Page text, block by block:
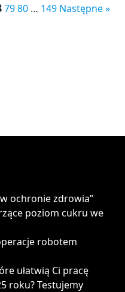
7980 … 149 Następne »
ochronie zdrowia”
poziom cukru we
robotem
ułatwią Ci pracę
roku? Testujemy